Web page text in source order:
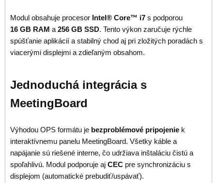
Modul obsahuje procesor Intel® Core™ i7 s podporou
16 GB RAM a 256 GB SSD. Tento výkon zaručuje rýchle
spúšťanie aplikácií a stabilný chod aj pri zložitých poradách s
viacerými displejmi a zdieľaným obsahom.
Jednoduchá integrácia s
MeetingBoard
Výhodou OPS formátu je bezproblémové pripojenie k
interaktívnemu panelu MeetingBoard. Všetky káble a
napájanie sú riešené interne, čo udržiava inštaláciu čistú a
spoľahlivú. Modul podporuje aj CEC pre synchronizáciu s
displejom (automatické prebudiť/uspávať).